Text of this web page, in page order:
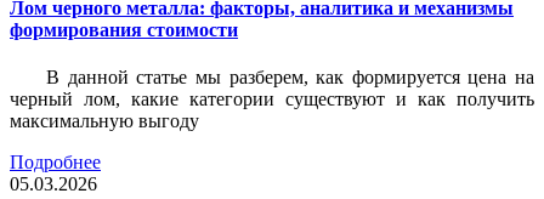
Лом черного металла: факторы, аналитика и механизмы
формирования стоимости
В данной статье мы разберем, как формируется цена на
черный лом, какие категории существуют и как получить
максимальную выгоду
Подробнее
05.03.2026